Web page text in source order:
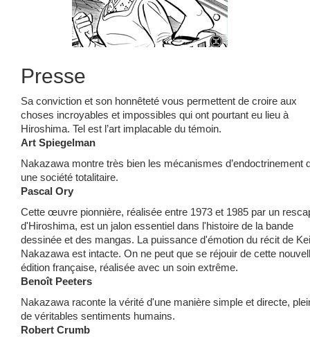
Presse
Sa conviction et son honnêteté vous permettent de croire aux
choses incroyables et impossibles qui ont pourtant eu lieu à
Hiroshima. Tel est l’art implacable du témoin.
Art Spiegelman
Nakazawa montre très bien les mécanismes d’endoctrinement
une société totalitaire.
Pascal Ory
Cette œuvre pionnière, réalisée entre 1973 et 1985 par un
d'Hiroshima, est un jalon essentiel dans l'histoire de la bande
dessinée et des mangas. La puissance d'émotion du récit de
Nakazawa est intacte. On ne peut que se réjouir de cette
édition française, réalisée avec un soin extrême.
Benoît Peeters
Nakazawa raconte la vérité d'une manière simple et directe,
de véritables sentiments humains.
Robert Crumb